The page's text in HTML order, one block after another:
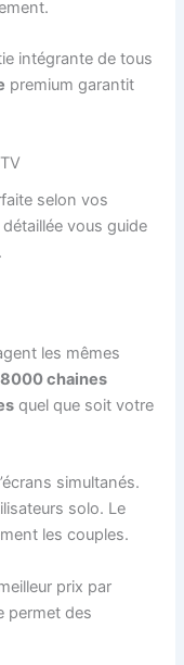
intégrante de tous
premium garantit
selon vos
vous guide
les mêmes
chaines
quel que soit votre
simultanés.
solo. Le
les couples.
prix par
permet des